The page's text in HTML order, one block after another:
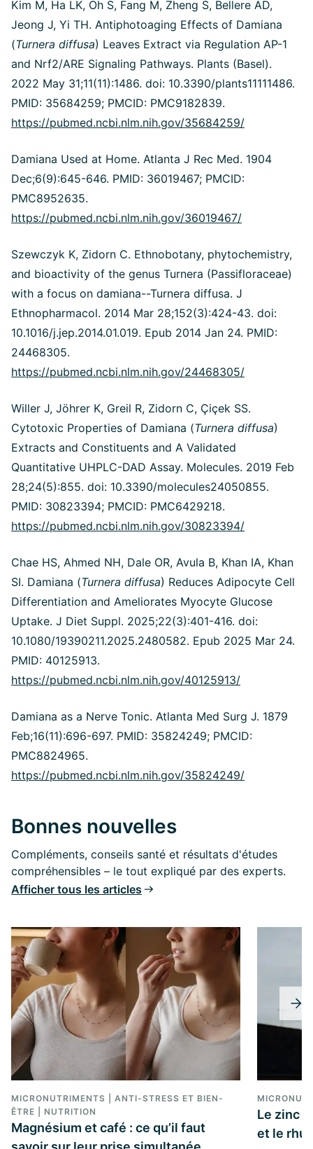
Kim M, Ha LK, Oh S, Fang M, Zheng S, Bellere AD,
Jeong J, Yi TH. Antiphotoaging Effects of Damiana
(Turnera diffusa) Leaves Extract via Regulation AP-1
and Nrf2/ARE Signaling Pathways. Plants (Basel).
2022 May 31;11(11):1486. doi: 10.3390/plants11111486.
PMID: 35684259; PMCID: PMC9182839.
https://pubmed.ncbi.nlm.nih.gov/35684259/
Damiana Used at Home. Atlanta J Rec Med. 1904
Dec;6(9):645-646. PMID: 36019467; PMCID:
PMC8952635.
https://pubmed.ncbi.nlm.nih.gov/36019467/
Szewczyk K, Zidorn C. Ethnobotany, phytochemistry,
and bioactivity of the genus Turnera (Passifloraceae)
with a focus on damiana--Turnera diffusa. J
Ethnopharmacol. 2014 Mar 28;152(3):424-43. doi:
10.1016/j.jep.2014.01.019. Epub 2014 Jan 24. PMID:
24468305.
https://pubmed.ncbi.nlm.nih.gov/24468305/
Willer J, Jöhrer K, Greil R, Zidorn C, Çiçek SS.
Cytotoxic Properties of Damiana (Turnera diffusa)
Extracts and Constituents and A Validated
Quantitative UHPLC-DAD Assay. Molecules. 2019 Feb
28;24(5):855. doi: 10.3390/molecules24050855.
PMID: 30823394; PMCID: PMC6429218.
https://pubmed.ncbi.nlm.nih.gov/30823394/
Chae HS, Ahmed NH, Dale OR, Avula B, Khan IA, Khan
SI. Damiana (Turnera diffusa) Reduces Adipocyte Cell
Differentiation and Ameliorates Myocyte Glucose
Uptake. J Diet Suppl. 2025;22(3):401-416. doi:
10.1080/19390211.2025.2480582. Epub 2025 Mar 24.
PMID: 40125913.
https://pubmed.ncbi.nlm.nih.gov/40125913/
Damiana as a Nerve Tonic. Atlanta Med Surg J. 1879
Feb;16(11):696-697. PMID: 35824249; PMCID:
PMC8824965.
https://pubmed.ncbi.nlm.nih.gov/35824249/
Bonnes nouvelles
Compléments, conseils santé et résultats d'études
compréhensibles – le tout expliqué par des experts.
Afficher tous les articles
MICRONUTRIMENTS | ANTI-STRESS ET BIEN-
ÊTRE | NUTRITION
Magnésium et café : ce qu’il faut
Le zinc
et le